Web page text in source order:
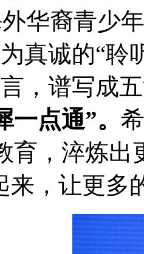
华裔青少
真诚的“聆
，谱写成
点通”。
育，淬炼出
来，让更